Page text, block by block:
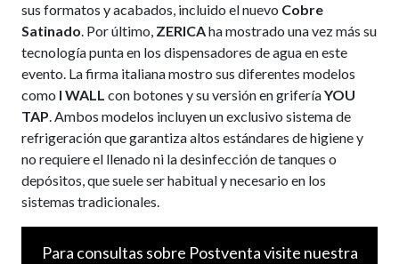
sus formatos y acabados, incluido el nuevo Cobre
Satinado. Por último, ZERICAha mostrado una vez más su
tecnología punta en los dispensadores de agua en este
evento. La firma italiana mostro sus diferentes modelos
como I WALL con botones y su versión en griferíaYOU
TAP. Ambos modelos incluyen un exclusivo sistema de
refrigeración que garantiza altos estándares de higiene y
no requiere el llenado ni la desinfección de tanques o
depósitos, que suele ser habitual y necesario en los
sistemas tradicionales.
Para consultas sobre Postventa visite nuestra